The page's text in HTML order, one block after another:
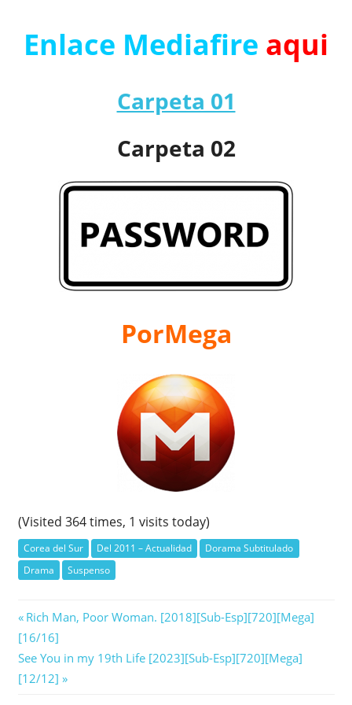
Enlace Mediafire aqui
Carpeta 01
Carpeta 02
PorMega
(Visited 364 times, 1 visits today)
Corea del Sur Del 2011 – Actualidad
Dorama Subtitulado
Drama
Suspenso
Navegación
de
entradas
Previous
Post:
Rich Man, Poor Woman. [2018][Sub-Esp][720][Mega]
[16/16]
Next
Post:
See You in my 19th Life [2023][Sub-Esp][720][Mega]
[12/12]